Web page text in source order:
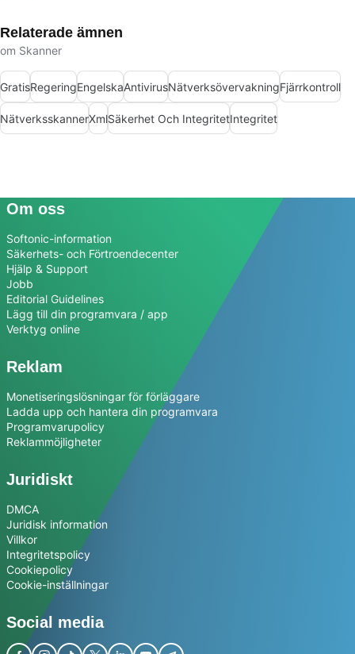
Relaterade ämnen
om Skanner
GratisRegeringEngelskaAntivirusNätverksövervakningFjärrkontroll
NätverksskannerXmlSäkerhet Och IntegritetIntegritet
Om oss
Softonic-information
Säkerhets- och Förtroendecenter
Hjälp & Support
Jobb
Editorial Guidelines
Lägg till din programvara / app
Verktyg online
Reklam
Monetiseringslösningar för förläggare
Ladda upp och hantera din programvara
Programvarupolicy
Reklammöjligheter
Juridiskt
DMCA
Juridisk information
Villkor
Integritetspolicy
Cookiepolicy
Cookie-inställningar
Social media